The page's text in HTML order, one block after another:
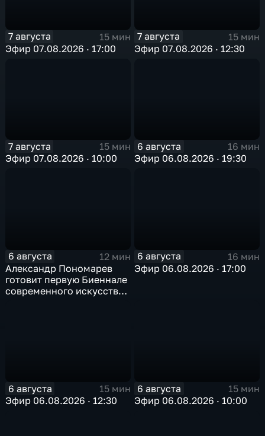
7 августа
15 мин
Эфир 07.08.2026 · 17:00
7 августа
15 мин
Эфир 07.08.2026 · 12:30
7 августа
15 мин
Эфир 07.08.2026 · 10:00
6 августа
16 мин
Эфир 06.08.2026 · 19:30
6 августа
12 мин
Александр Пономарев
готовит первую Биеннале
современного искусства
6 августа
16 мин
Эфир 06.08.2026 · 17:00
6 августа
15 мин
Эфир 06.08.2026 · 12:30
6 августа
15 мин
Эфир 06.08.2026 · 10:00